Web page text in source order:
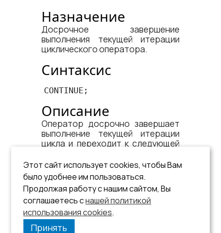
Назначение
Досрочное завершение
выполнения текущей итерации
циклического оператора.
Синтаксис
CONTINUE;
Описание
Оператор досрочно завершает
выполнение текущей итерации
цикла и переходит к следующей
которого он задан (все
операторы до конца тела цикла
пропускаются, то есть он как бы
имитирует безусловный переход
на конечный оператор цикла, но
не за пределы самого цикла).
Этот сайт использует cookies, чтобы Вам
было удобнее им пользоваться.
Продолжая работу с нашим сайтом, Вы
соглашаетесь снашей политикой
использования cookies.
Принять